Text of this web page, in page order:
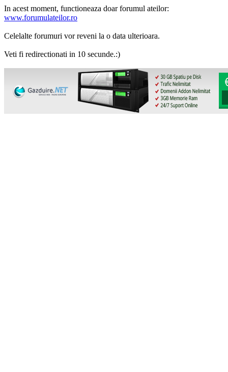
In acest moment, functioneaza doar forumul ateilor:
www.forumulateilor.ro
Celelalte forumuri vor reveni la o data ulterioara.
Veti fi redirectionati in 10 secunde.:)